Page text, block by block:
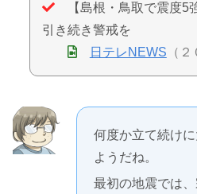
【島根・鳥取で震度5
引き続き警戒を
日テレNEWS （
何度か立て続け
ようだね。
最初の地震では